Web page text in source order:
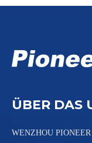
ÜBER DAS
WENZHOU